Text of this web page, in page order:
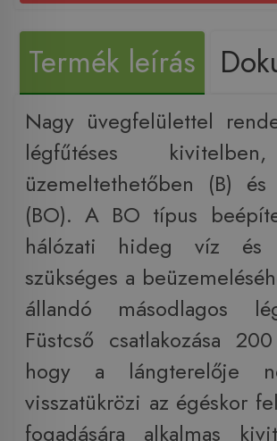
Termék leírás
Nagy üvegfelülettel
légfűtéses
üzemeltethetőben (B)
(BO). A BO típus
hálózati hideg víz és
szükséges a
állandó másodlagos
Füstcső csatlakozása
hogy a lángterelője
visszatükrözi az égéskor
fogadására alkalmas